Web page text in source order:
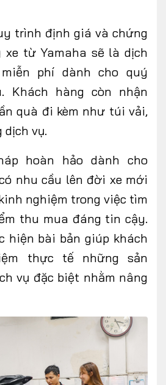
trình định giá và chứng
từ Yamaha sẽ là dịch
phí dành cho quý
Khách hàng còn nhận
quà đi kèm như túi vải,
dịch vụ.
hoàn hảo dành cho
nhu cầu lên đời xe mới
nghiệm trong việc tìm
thu mua đáng tin cậy.
hiện bài bản giúp khách
thực tế những sản
vụ đặc biệt nhằm nâng